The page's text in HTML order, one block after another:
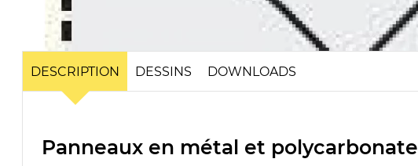
DESCRIPTION DESSINS DOWNLOADS
Panneaux en métal et polycarbonate